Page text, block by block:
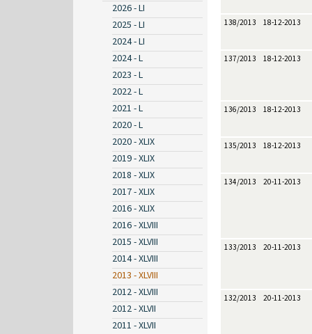
2026 - LI
2025 - LI
2024 - LI
2024 - L
2023 - L
2022 - L
2021 - L
2020 - L
2020 - XLIX
2019 - XLIX
2018 - XLIX
2017 - XLIX
2016 - XLIX
2016 - XLVIII
2015 - XLVIII
2014 - XLVIII
2013 - XLVIII
2012 - XLVIII
2012 - XLVII
2011 - XLVII
138/2013 18-12-2013
137/2013 18-12-2013
136/2013 18-12-2013
135/2013 18-12-2013
134/2013 20-11-2013
133/2013 20-11-2013
132/2013 20-11-2013